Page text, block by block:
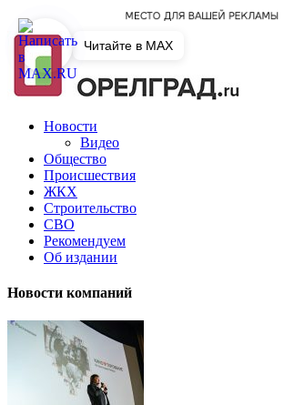
Новости
Видео
Общество
Происшествия
ЖКХ
Строительство
СВО
Рекомендуем
Об издании
Новости компаний
Читайте в MAX